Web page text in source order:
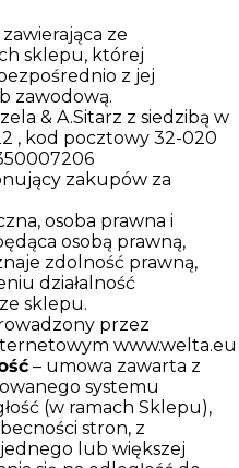
ze
sklepu, której
z jej
zawodową.
& A.Sitarz z siedzibą w
, kod pocztowy 32-020
zakupów za
osoba prawna i
osobą prawną,
zdolność prawną,
działalność
sklepu.
przez
www.welta.eu
– umowa zawarta z
systemu
(w ramach Sklepu),
stron, z
lub większej